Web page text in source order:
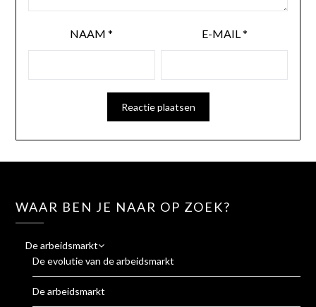
NAAM* E-MAIL *
WAAR BEN JE NAAR OP ZOEK?
De arbeidsmarkt
De evolutie van de arbeidsmarkt
De arbeidsmarkt